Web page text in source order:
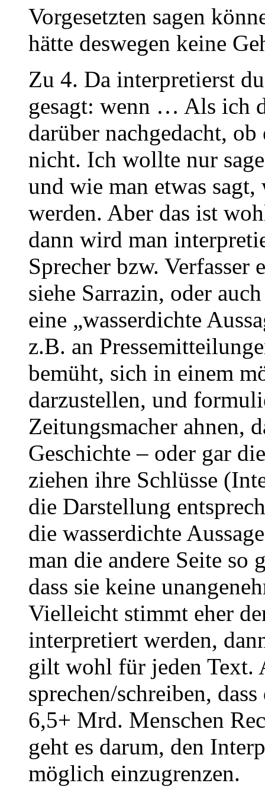
Vorgesetzten sagen
hätte deswegen keine
Zu 4. Da interpretierst
gesagt: wenn … Als ich
darüber nachgedacht,
nicht. Ich wollte nur
und wie man etwas
werden. Aber das ist
dann wird man
Sprecher bzw. Verfasser
siehe Sarrazin, oder
eine „wasserdichte
z.B. an
bemüht, sich in einem
darzustellen, und
Zeitungsmacher ahnen,
Geschichte – oder gar
ziehen ihre Schlüsse
die Darstellung
die wasserdichte
man die andere Seite so
dass sie keine
Vielleicht stimmt eher
interpretiert werden,
gilt wohl für jeden Text.
sprechen/schreiben,
6,5+ Mrd. Menschen
geht es darum, den
möglich einzugrenzen.